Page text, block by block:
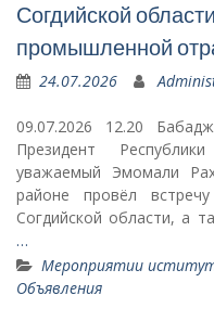
Согдийской
промышленной
24.07.2026
09.07.2026 12.20
Президент
уважаемый Эмомали
районе провёл
Согдийской области, а
…
Мероприятии
Объявления